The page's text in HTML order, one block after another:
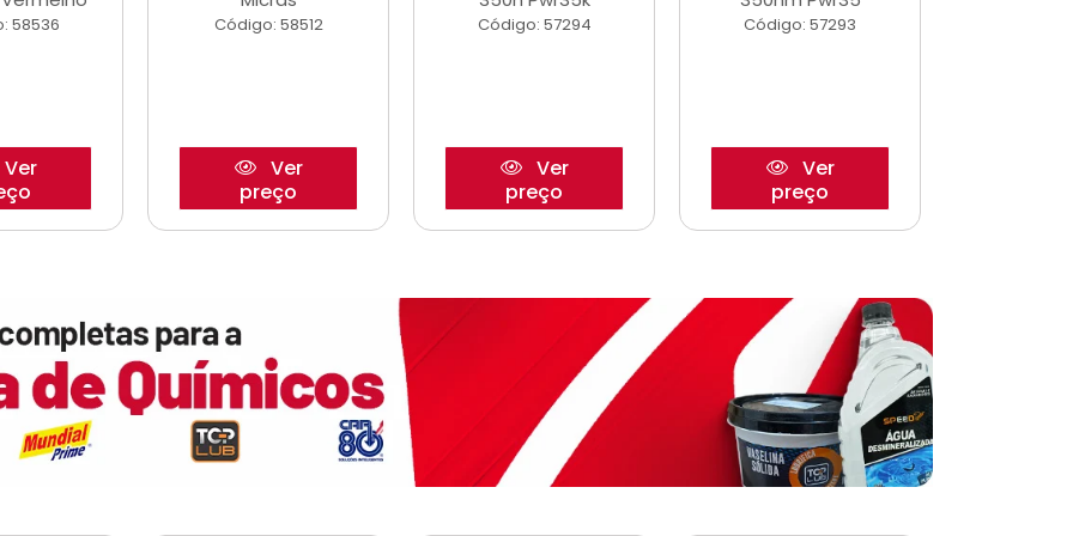
58536
Ver
Código: 58512
Ver
preço
Código: 57294
Ver
preço
Código: 57293
Ver
preço